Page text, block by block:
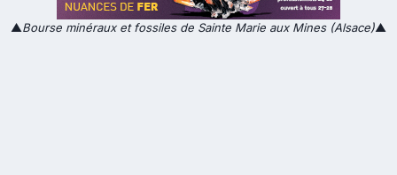
▲Bourse minéraux et fossiles de Sainte Marie aux Mines (Alsace)▲